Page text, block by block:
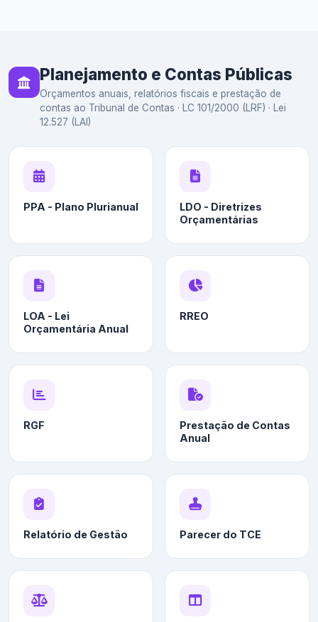
Planejamento e Contas Públicas
Orçamentos anuais, relatórios fiscais e prestação de
contas ao Tribunal de Contas · LC 101/2000 (LRF) · Lei
12.527 (LAI)
PPA - Plano Plurianual
LDO - Diretrizes
Orçamentárias
LOA - Lei
Orçamentária Anual
RREO
RGF
Prestação de Contas
Anual
Relatório de Gestão Parecer do TCE